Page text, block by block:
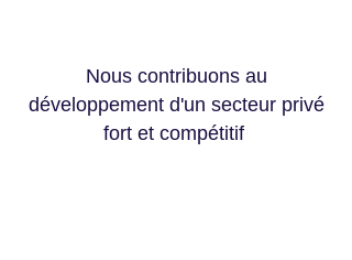
Nous contribuons au
développement d'un secteur privé
fort et compétitif